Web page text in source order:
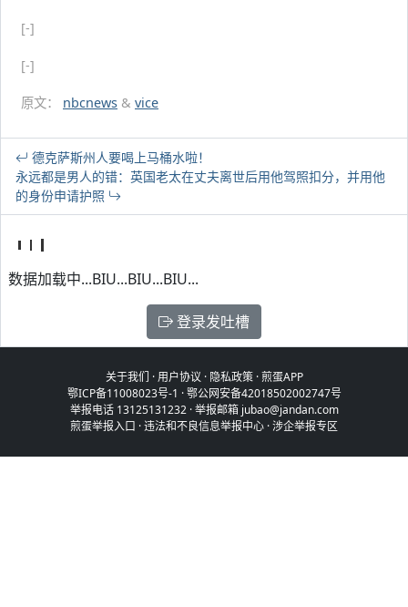
[-]
[-]
原文： nbcnews & vice
德克萨斯州人要喝上马桶水啦！
永远都是男人的错：英国老太在丈夫离世后用他驾照扣分，并用他
的身份申请护照
数据加载中...BIU...BIU...BIU...
登录发吐槽
关于我们 ·用户协议 · 隐私政策·煎蛋APP
鄂ICP备11008023号-1 ·鄂公网安备42018502002747号
举报电话 13125131232 · 举报邮箱 jubao@jandan.com
煎蛋举报入口 ·违法和不良信息举报中心 ·涉企举报专区